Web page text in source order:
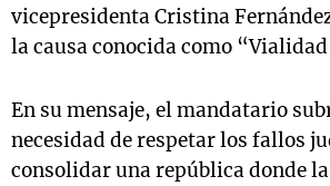
vicepresidenta Cristina
la causa conocida como
En su mensaje, el mandatario
necesidad de respetar los fallos
consolidar una república donde